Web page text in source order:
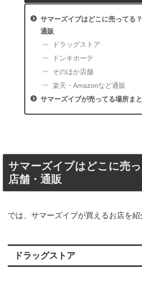
サマーズイブはどこに売ってる
通販
ドラッグストア
ドンキホーテ
そのほか店舗
楽天・Amazonなど通販
サマーズイブが売ってる場所ま
サマーズイブはどこに売
店舗・通販
では、サマーズイブが買えるお店を紹
ドラッグストア